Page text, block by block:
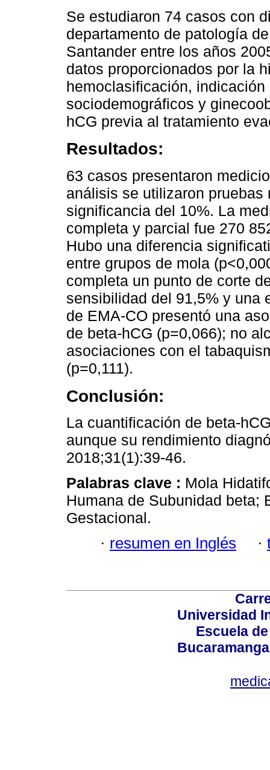
Se estudiaron 74 casos con
departamento de patología
Santander entre los años
datos proporcionados por la
hemoclasificación,
sociodemográficos y
hCG previa al tratamiento
Resultados:
63 casos presentaron
análisis se utilizaron
significancia del 10%. La
completa y parcial fue 270
Hubo una diferencia
entre grupos de mola
completa un punto de corte
sensibilidad del 91,5% y una
de EMA-CO presentó una
de beta-hCG (p=0,066); no
asociaciones con el
(p=0,111).
Conclusión:
La cuantificación de beta-
aunque su rendimiento
2018;31(1):39-46.
Palabras clave : Mola
Humana de Subunidad beta;
Gestacional.
· resumen en Inglés ·
Universidad
Escuela